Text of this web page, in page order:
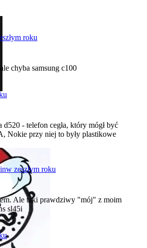
roku
chyba samsung c100
d520 - telefon cegła, który mógł być
Nokie przy niej to były plastikowe
w zeszłym roku
Ale taki prawdziwy "mój" z moim
sl45i